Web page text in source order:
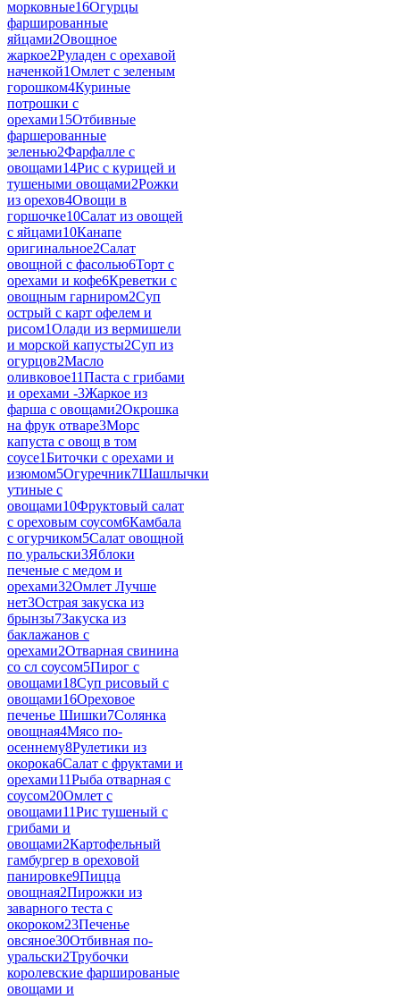
морковные16Огурцы
фаршированные
яйцами2Овощное
жаркое2Руладен с орехавой
наченкой1Омлет с зеленым
горошком4Куриные
потрошки с
орехами15Отбивные
фаршерованные
зеленью2Фарфалле с
овощами14Рис с курицей и
тушеными овощами2Рожки
из орехов4Овощи в
горшочке10Салат из овощей
с яйцами10Канапе
оригинальное2Салат
овощной с фасолью6Торт с
орехами и кофе6Креветки с
овощным гарниром2Суп
острый с карт офелем и
рисом1Олади из вермишели
и морской капусты2Суп из
огурцов2Масло
оливковое11Паста с грибами
и орехами -3Жаркое из
фарша с овощами2Окрошка
на фрук отваре3Морс
капуста с овощ в том
соусе1Биточки с орехами и
изюмом5Огуречник7Шашлычки
утиные с
овощами10Фруктовый салат
с ореховым соусом6Камбала
с огурчиком5Салат овощной
по уральски3Яблоки
печеные с медом и
орехами32Омлет Лучше
нет3Острая закуска из
брынзы7Закуска из
баклажанов с
орехами2Отварная свинина
со сл соусом5Пирог с
овощами18Суп рисовый с
овощами16Ореховое
печенье Шишки7Солянка
овощная4Мясо по-
осеннему8Рулетики из
окорока6Салат с фруктами и
орехами11Рыба отварная с
соусом20Омлет с
овощами11Рис тушеный с
грибами и
овощами2Картофельный
гамбургер в ореховой
панировке9Пицца
овощная2Пирожки из
заварного теста с
окороком23Печенье
овсяное30Отбивная по-
уральски2Трубочки
королевские фаршированые
овощами и